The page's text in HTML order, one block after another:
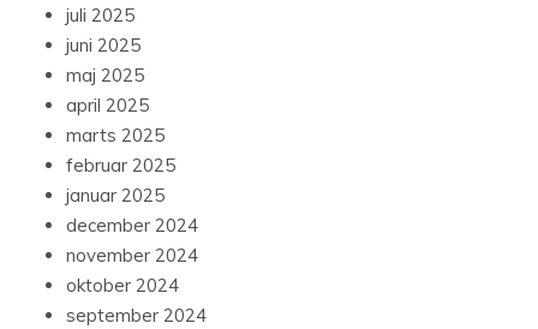
juli 2025
juni 2025
maj 2025
april 2025
marts 2025
februar 2025
januar 2025
december 2024
november 2024
oktober 2024
september 2024